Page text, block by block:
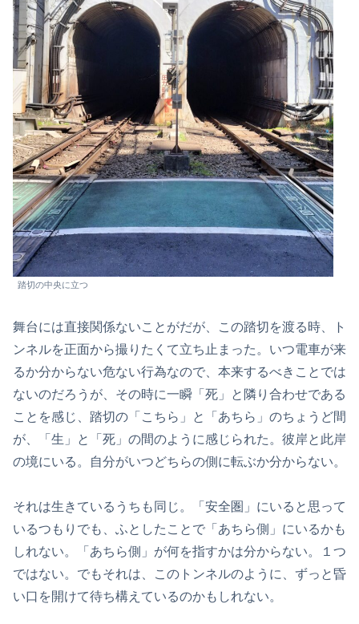
踏切の中央に立つ
舞台には直接関係ないことがだが、この踏切を渡る時、ト
ンネルを正面から撮りたくて立ち止まった。いつ電車が来
るか分からない危ない行為なので、本来するべきことでは
ないのだろうが、その時に一瞬「死」と隣り合わせである
ことを感じ、踏切の「こちら」と「あちら」のちょうど間
が、「生」と「死」の間のように感じられた。彼岸と此岸
の境にいる。自分がいつどちらの側に転ぶか分からない。
それは生きているうちも同じ。「安全圏」にいると思って
いるつもりでも、ふとしたことで「あちら側」にいるかも
しれない。「あちら側」が何を指すかは分からない。１つ
ではない。でもそれは、このトンネルのように、ずっと昏
い口を開けて待ち構えているのかもしれない。